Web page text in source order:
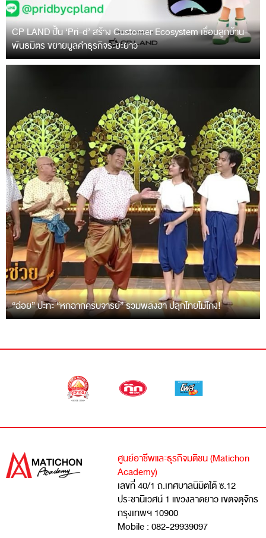
CP LAND ปั้น ‘Pri-d’ สร้าง Customer Ecosystem เชื่อมลูกบ้าน-
พันธมิตร ขยายมูลค่าธุรกิจระยะยาว
“ฉ่อย” ปะทะ “หกฉากครับจารย์” รวมพลังฮา ปลุกไทยไม่โกง!
ศูนย์อาชีพและธุรกิจมติชน (Matichon
Academy)
เลขที่ 40/1 ถ.เทศบาลนิมิตใต้ ซ.12
ประชานิเวศน์ 1 แขวงลาดยาว เขตจตุจักร
กรุงเทพฯ 10900
Mobile : 082-29939097